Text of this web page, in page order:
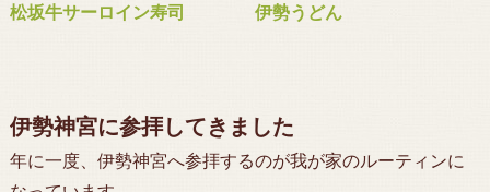
松坂牛サーロイン寿司 伊勢うどん
伊勢神宮に参拝してきました
年に一度、伊勢神宮へ参拝するのが我が家のルーティンに